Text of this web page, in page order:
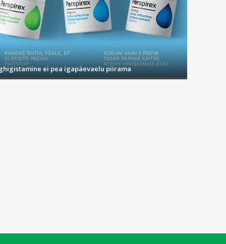
ei pea igapäevaelu piirama